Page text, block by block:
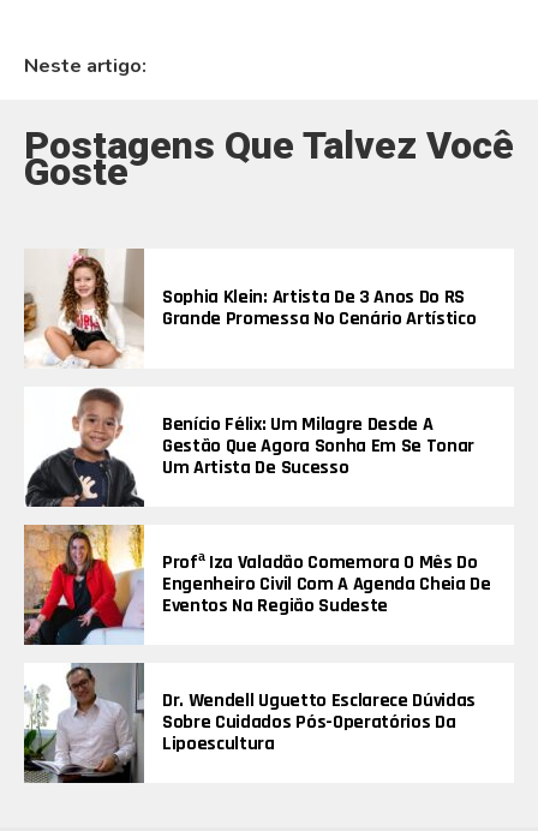
Neste artigo:
Postagens Que Talvez Você
Goste
Sophia Klein: Artista De 3 Anos Do RS
Grande Promessa No Cenário Artístico
Benício Félix: Um Milagre Desde A
Gestão Que Agora Sonha Em Se Tonar
Um Artista De Sucesso
Profª Iza Valadão Comemora O Mês Do
Engenheiro Civil Com A Agenda Cheia De
Eventos Na Região Sudeste
Dr. Wendell Uguetto Esclarece Dúvidas
Sobre Cuidados Pós-Operatórios Da
Lipoescultura